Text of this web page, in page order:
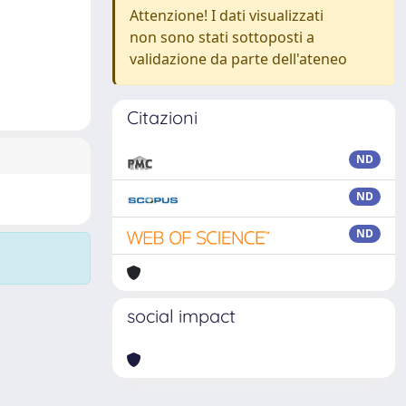
Attenzione! I dati visualizzati
non sono stati sottoposti a
validazione da parte dell'ateneo
Citazioni
ND
ND
ND
social impact